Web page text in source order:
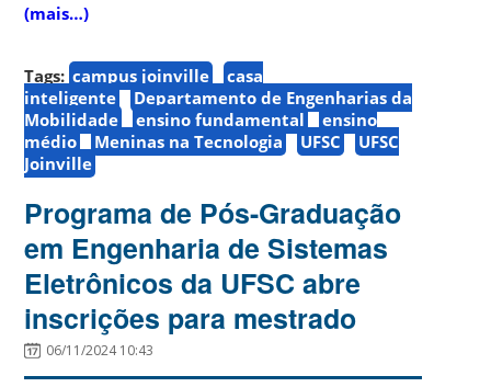
(mais…)
Tags: campus joinville
casa
inteligente
Departamento de Engenharias da
Mobilidade
ensino fundamental
ensino
médio
Meninas na Tecnologia UFSC
UFSC
Joinville
Programa de Pós-Graduação
em Engenharia de Sistemas
Eletrônicos da UFSC abre
inscrições para mestrado
06/11/2024 10:43